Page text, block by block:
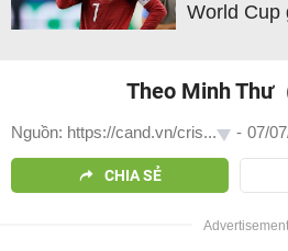
World Cup
Theo Minh Thư
Nguồn: https://cand.vn/cris... - 07/
CHIA SẺ